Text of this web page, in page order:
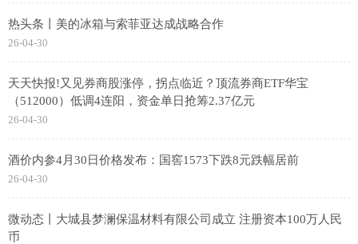
热头条丨美的冰箱与索菲亚达成战略合作
26-04-30
天天快报!又见券商股涨停，拐点临近？顶流券商ETF华宝
（512000）低调4连阳，资金单日抢筹2.37亿元
26-04-30
酒价内参4月30日价格发布：国窖1573下跌8元跌幅居前
26-04-30
微动态丨大城县梦澜保温材料有限公司成立 注册资本100万人民
币